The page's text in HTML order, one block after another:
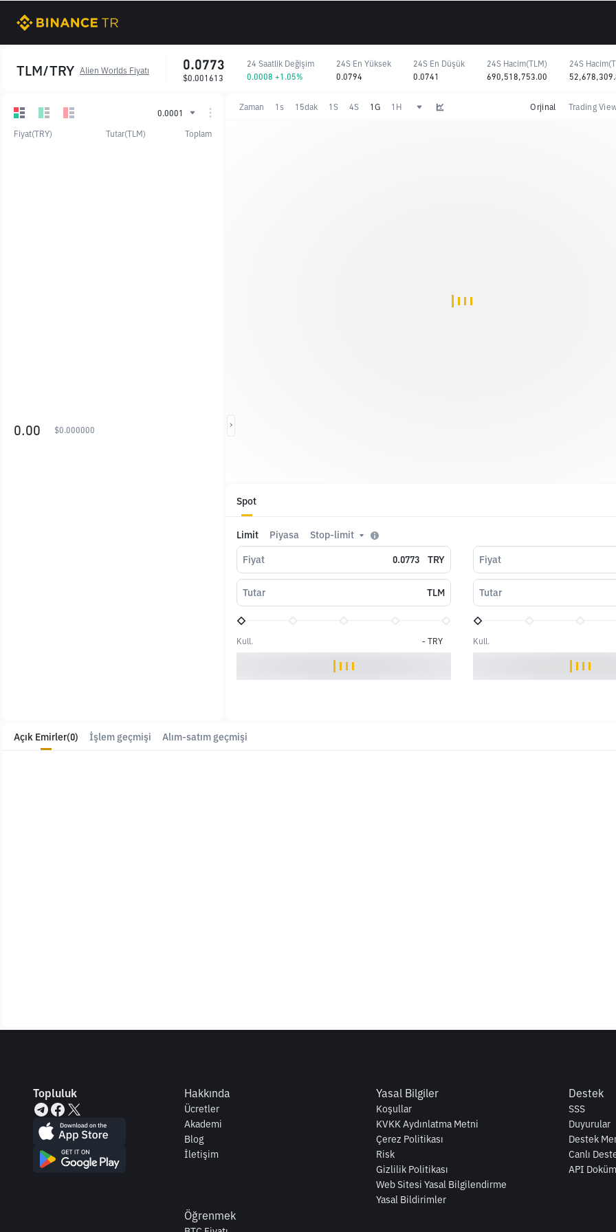
0.0001
Fiyat(TRY)
Tutar(TLM) Toplam
0.00 $0.000000
Zaman 1s 15dak 1S 4S 1G 1H Orjinal Trading
TLM/TRY Alien Worlds Fiyatı 0.0773
$0.001613
24 Saatlik Değişim
0.0008 +1.05%
24S En Yüksek
0.0794
24S En Düşük
0.0741
24S Hacim(TLM)
690,518,753.00
24S
Spot
Limit Piyasa
Stop-limit
Fiyat
TRY
Tutar TLM
Kull. - TRY
Fiyat
Tutar
Kull.
Açık Emirler(0) İşlem geçmişi Alım-satım geçmişi
Topluluk Hakkında
Ücretler
Akademi
Blog
İletişim
Yasal Bilgiler
Koşullar
KVKK Aydınlatma Metni
Çerez Politikası
Risk
Gizlilik Politikası
Web Sitesi Yasal Bilgilendirme
Yasal Bildirimler
Destek
SSS
Duyurular
Destek
Canlı
API
Öğrenmek